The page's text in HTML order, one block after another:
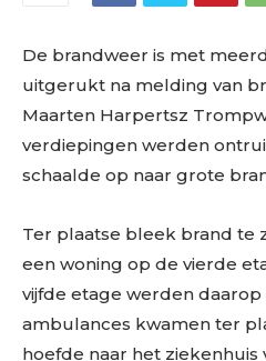
De brandweer is met
uitgerukt na melding van
Maarten Harpertsz
verdiepingen werden
schaalde op naar grote
Ter plaatse bleek brand te
een woning op de vierde
vijfde etage werden
ambulances kwamen ter
hoefde naar het